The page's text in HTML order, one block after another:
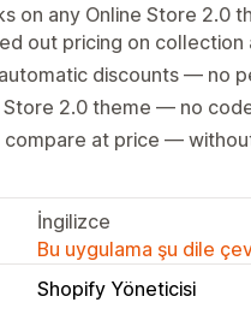
on any Online Store 2.0
out pricing on
discounts — no
Store 2.0 theme — no
compare at price —
İngilizce
Bu uygulama şu dile
Shopify Yöneticisi